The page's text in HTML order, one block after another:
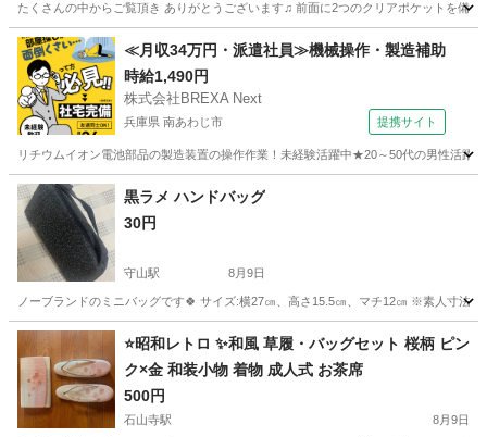
たくさんの中からご覧頂き ありがとうございます♫ 前面に2つのクリアポケットを備
滋賀 彦根市 ひこね芹川駅 バッグ
≪月収34万円・派遣社員≫機械操作・製造補助
時給1,490円
株式会社BREXA Next
兵庫県 南あわじ市 提携サイト
リチウムイオン電池部品の製造装置の操作作業！未経験活躍中★20～50代の男性活
兵庫 南あわじ市 その他
黒ラメ ハンドバッグ
30円
守山駅 8月9日
ノーブランドのミニバッグです🍀 サイズ:横27㎝、高さ15.5㎝、マチ12㎝ ※素人寸法
滋賀 守山市 守山駅 バッグ ノーブランド
⭐️昭和レトロ ✨和風 草履・バッグセット 桜柄 ピン
ク×金 和装小物 着物 成人式 お茶席
500円
石山寺駅 8月9日